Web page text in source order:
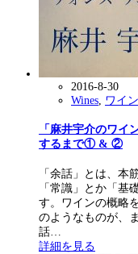
2016-8-30
Wines ワイ
「麻井宇介のワ
するまで① & ②
「余話」とは、本
「常識」とか「基
す。ワインの概略
のようなものが、
話…
詳細を見る